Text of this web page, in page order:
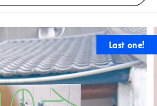
Last one!